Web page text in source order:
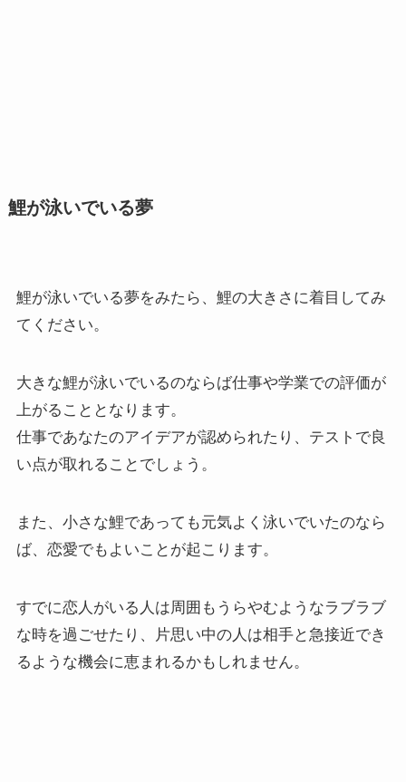
鯉が泳いでいる夢
鯉が泳いでいる夢をみたら、鯉の大きさに着目してみ
てください。
大きな鯉が泳いでいるのならば仕事や学業での評価が
上がることとなります。
仕事であなたのアイデアが認められたり、テストで良
い点が取れることでしょう。
また、小さな鯉であっても元気よく泳いでいたのなら
ば、恋愛でもよいことが起こります。
すでに恋人がいる人は周囲もうらやむようなラブラブ
な時を過ごせたり、片思い中の人は相手と急接近でき
るような機会に恵まれるかもしれません。